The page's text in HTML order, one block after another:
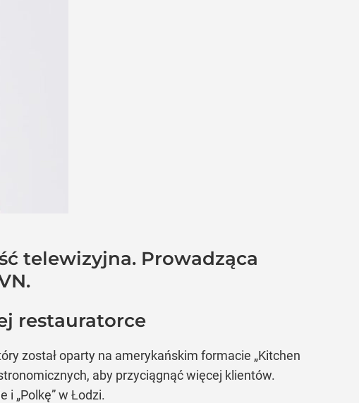
telewizyjna. Prowadząca
restauratorce
został oparty na amerykańskim formacie „Kitchen
aby przyciągnąć więcej klientów.
i „Polkę” w Łodzi.